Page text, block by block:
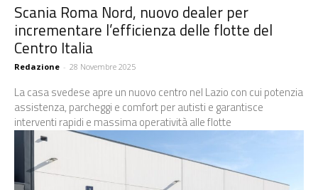
Scania Roma Nord, nuovo dealer per
incrementare l’efficienza delle flotte del
Centro Italia
Redazione - 28 Novembre 2025
La casa svedese apre un nuovo centro nel Lazio con cui potenzia
assistenza, parcheggi e comfort per autisti e garantisce
interventi rapidi e massima operatività alle flotte